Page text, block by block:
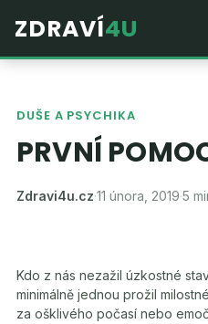
ZDRAVÍ4U
DUŠE A PSYCHIKA
PRVNÍ
Zdravi4u.cz·11 února, 2019·5
Kdo z nás nezažil úzkostné
minimálně jednou prožil
za ošklivého počasí nebo